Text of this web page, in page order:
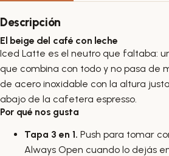
Descripción
El beige del café con leche
Iced Latte es el neutro que faltaba:
que combina con todo y no pasa de
de acero inoxidable con la altura
abajo de la cafetera espresso.
Por qué nos gusta
Tapa 3 en 1. Push para tomar
Always Open cuando lo dejás